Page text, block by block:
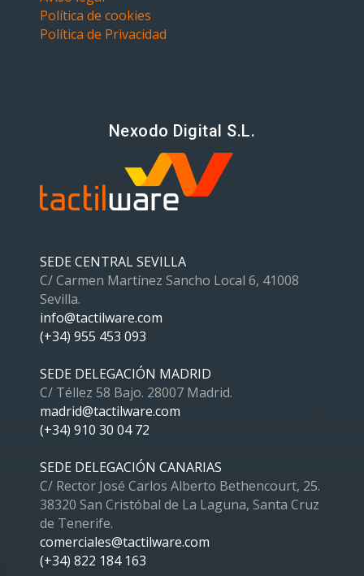
Política de cookies
Política de Privacidad
Nexodo Digital S.L.
SEDE CENTRAL SEVILLA
C/ Carmen Martínez Sancho Local 6, 41008
Sevilla.
info@tactilware.com
(+34) 955 453 093
SEDE DELEGACIÓN MADRID
C/ Téllez 58 Bajo. 28007 Madrid.
madrid@tactilware.com
(+34) 910 30 04 72
SEDE DELEGACIÓN CANARIAS
C/ Rector José Carlos Alberto Bethencourt, 25.
38320 San Cristóbal de La Laguna, Santa Cruz
de Tenerife.
comerciales@tactilware.com
(+34) 822 184 163